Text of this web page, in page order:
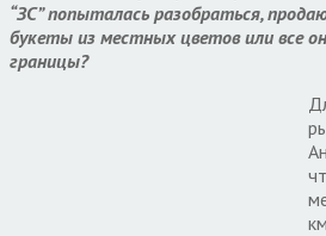
“ЗС” попыталась разобраться,
букеты из местных цветов или все
границы?